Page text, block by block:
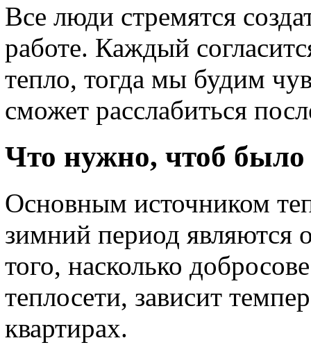
Все люди стремятся
работе. Каждый
тепло, тогда мы будим
сможет расслабиться
Что нужно, чтоб было
Основным источником
зимний период являются
того, насколько
теплосети, зависит
квартирах.